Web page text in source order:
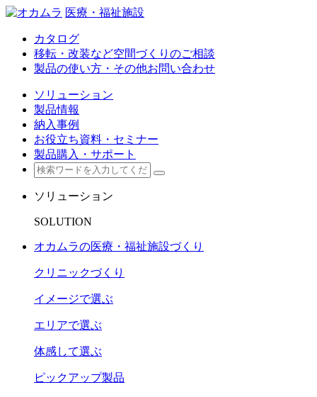
医療・福祉施設
カタログ
移転・改装など空間づくりのご相談
製品の使い方・その他お問い合わせ
ソリューション
製品情報
納入事例
お役立ち資料・セミナー
製品購入・サポート
ソリューション
SOLUTION
オカムラの医療・福祉施設づくり
クリニックづくり
イメージで選ぶ
エリアで選ぶ
体感して選ぶ
ピックアップ製品